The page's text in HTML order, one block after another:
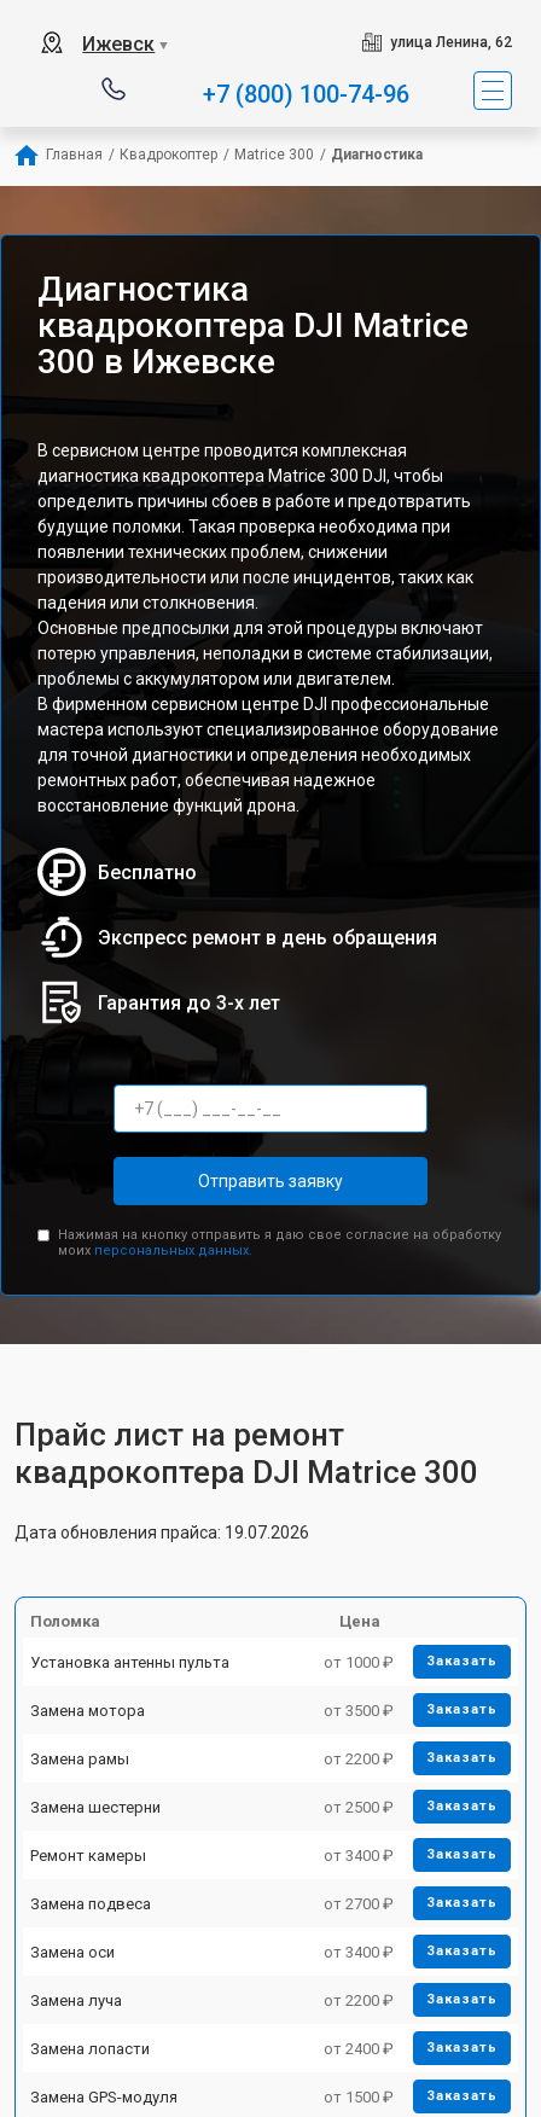
Ижевск ▼ улица Ленина, 62
+7 (800) 100-74-96
Главная / Квадрокоптер / Matrice 300 / Диагностика
Диагностика
квадрокоптера DJI Matrice
300 в Ижевске
В сервисном центре проводится комплексная
диагностика квадрокоптера Matrice 300 DJI, чтобы
определить причины сбоев в работе и предотвратить
будущие поломки. Такая проверка необходима при
появлении технических проблем, снижении
производительности или после инцидентов, таких как
падения или столкновения.
Основные предпосылки для этой процедуры включают
потерю управления, неполадки в системе стабилизации,
проблемы с аккумулятором или двигателем.
В фирменном сервисном центре DJI профессиональные
мастера используют специализированное оборудование
для точной диагностики и определения необходимых
ремонтных работ, обеспечивая надежное
восстановление функций дрона.
Бесплатно
Экспресс ремонт в день обращения
Гарантия до 3-х лет
Отправить заявку
Нажимая на кнопку отправить я даю свое согласие на обработку
моих персональных данных.
Прайс лист на ремонт
квадрокоптера DJI Matrice 300
Дата обновления прайса: 19.07.2026
Поломка Цена
Установка антенны пульта от 1000 ₽ Заказать
Замена мотора от 3500 ₽ Заказать
Замена рамы от 2200 ₽ Заказать
Замена шестерни от 2500 ₽ Заказать
Ремонт камеры от 3400 ₽ Заказать
Замена подвеса от 2700 ₽ Заказать
Замена оси от 3400 ₽ Заказать
Замена луча от 2200 ₽ Заказать
Замена лопасти от 2400 ₽ Заказать
Замена GPS-модуля от 1500 ₽ Заказать